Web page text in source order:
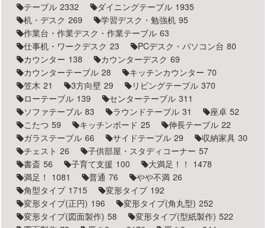
テーブル 2332 ダイニングテーブル 1935
机・デスク 269 学習デスク・勉強机 95
作業台・作業デスク・作業テーブル 63
仕事机・ワークデスク 23 PCデスク・パソコン台 80
カウンター 138 カウンターデスク 69
カウンターテーブル 28 キッチンカウンター 70
笠木 21 3方向壁 29 リビングテーブル 370
ローテーブル 139 センターテーブル 311
ソファテーブル 83 ラウンドテーブル 31 座卓 52
こたつ 59 キッチンボード 25 伸長テーブル 22
ガラステーブル 66 サイドテーブル 29 収納家具 30
チェスト 26 子供部屋・スタディコーナー 57
書斎 56 子育て支援 100 大満足！！ 1478
満足！ 1081 普通 76 やや不満 26
角型タイプ 1715 変形タイプ 192
変形タイプ(正円) 196 変形タイプ(角丸型) 252
変形タイプ(図面製作) 58 変形タイプ(型紙製作) 522